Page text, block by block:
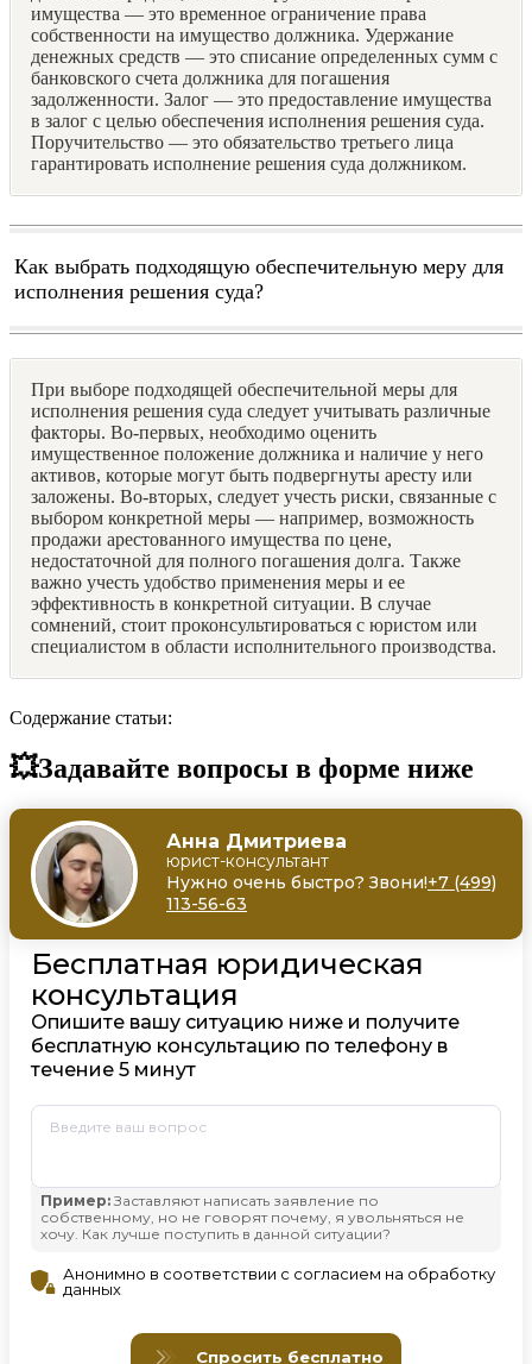
имущества — это временное ограничение права
собственности на имущество должника. Удержание
денежных средств — это списание определенных сумм с
банковского счета должника для погашения
задолженности. Залог — это предоставление имущества
в залог с целью обеспечения исполнения решения суда.
Поручительство — это обязательство третьего лица
гарантировать исполнение решения суда должником.
Как выбрать подходящую обеспечительную меру для
исполнения решения суда?
При выборе подходящей обеспечительной меры для
исполнения решения суда следует учитывать различные
факторы. Во-первых, необходимо оценить
имущественное положение должника и наличие у него
активов, которые могут быть подвергнуты аресту или
заложены. Во-вторых, следует учесть риски, связанные с
выбором конкретной меры — например, возможность
продажи арестованного имущества по цене,
недостаточной для полного погашения долга. Также
важно учесть удобство применения меры и ее
эффективность в конкретной ситуации. В случае
сомнений, стоит проконсультироваться с юристом или
специалистом в области исполнительного производства.
Содержание статьи:
💥Задавайте вопросы в форме ниже